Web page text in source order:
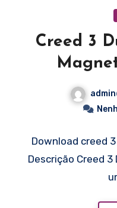
Creed 3
admin
Download creed
Descrição Creed